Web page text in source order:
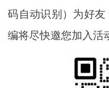
码自动识别）为好友
编将尽快邀您加入活